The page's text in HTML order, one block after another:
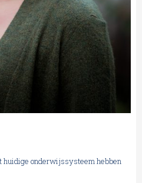
huidige onderwijssysteem hebben